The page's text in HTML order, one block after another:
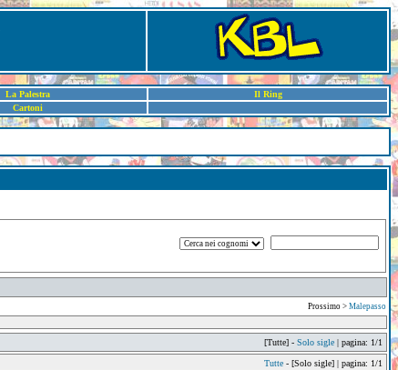
La Palestra
Il Ring
Cartoni
Prossimo > Malepasso
[Tutte] - Solo sigle | pagina: 1/1
Tutte - [Solo sigle] | pagina: 1/1